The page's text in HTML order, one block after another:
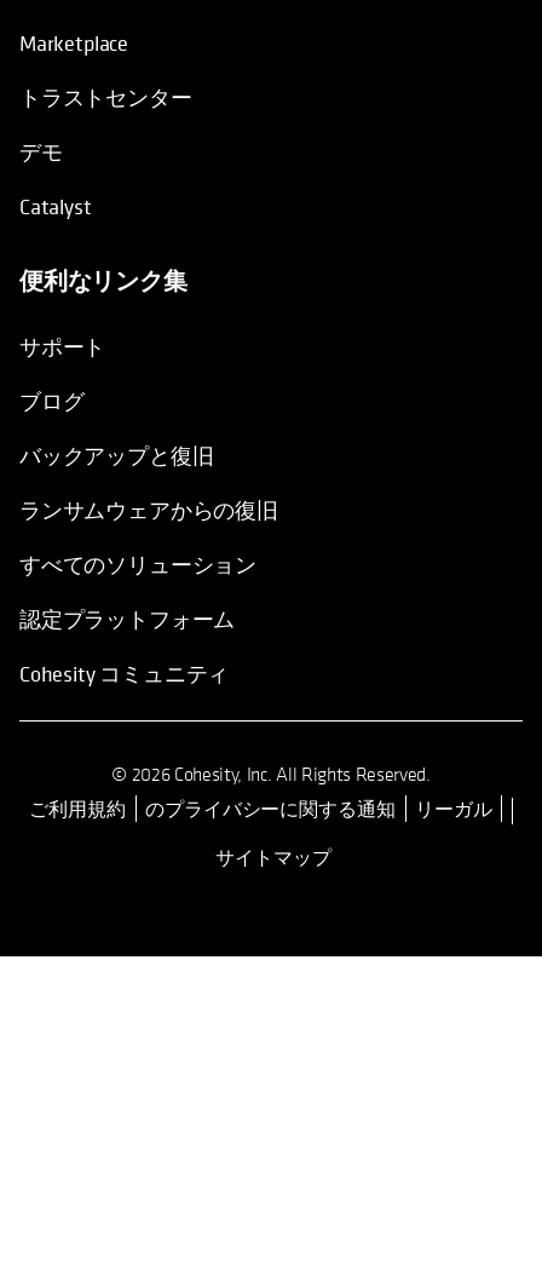
Marketplace
トラストセンター
デモ
Catalyst
便利なリンク集
サポート
ブログ
バックアップと復旧
ランサムウェアからの復旧
すべてのソリューション
認定プラットフォーム
Cohesity コミュニティ
© 2026 Cohesity, Inc. All Rights Reserved.
ご利用規約 新しいタブで開く
のプライバシーに関する通知
リーガル
サイトマップ